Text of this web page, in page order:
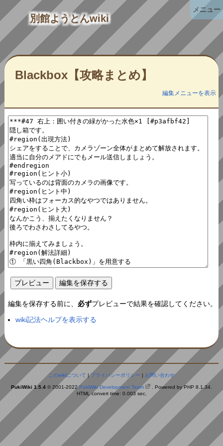
別館ようとんwiki
Blackbox【攻略まとめ】
編集メニューを表示
編集を保存する前に、 必ずプレビューで結果を確認してください。
wiki記法ヘルプを表示する
このwikiについて |プライバシーポリシー | お問い合わせ
PukiWiki 1.5.4 © 2001-2022PukiWiki Development Team
. Powered by PHP 8.1.34.
HTML convert time: 0.003 sec.
メニュー